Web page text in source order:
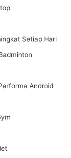
Setiap Hari
Android